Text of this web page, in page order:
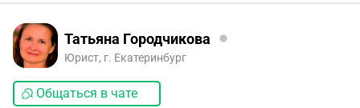
Татьяна Городчикова
Юрист, г. Екатеринбург
Общаться в чате